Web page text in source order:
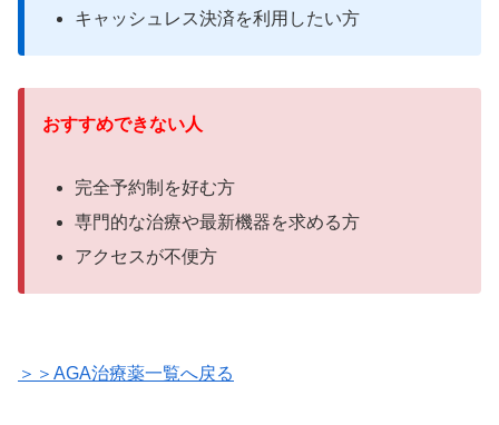
キャッシュレス決済を利用したい方
おすすめできない人
完全予約制を好む方
専門的な治療や最新機器を求める方
アクセスが不便方
＞＞AGA治療薬一覧へ戻る